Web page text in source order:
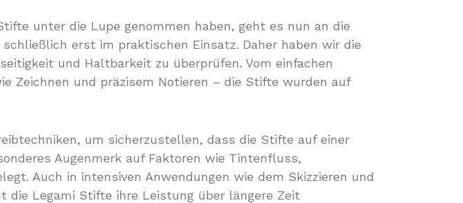
unter die Lupe genommen haben, geht es nun an die
erst im praktischen Einsatz. Daher haben wir die
und Haltbarkeit zu überprüfen. Vom einfachen
Zeichnen und präzisem Notieren – die Stifte wurden auf
um sicherzustellen, dass die Stifte auf einer
Augenmerk auf Faktoren wie Tintenfluss,
Auch in intensiven Anwendungen wie dem Skizzieren und
die Legami Stifte ihre Leistung über längere Zeit